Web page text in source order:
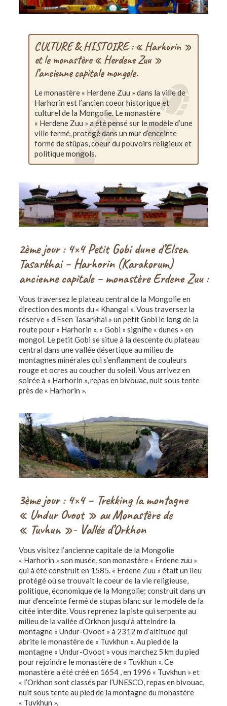
CULTURE & HISTOIRE : « Harhorin »
et le monastère « Herdene Zuu »
l’ancienne capitale mongole.
Le monastère « Herdene Zuu » dans la ville de
Harhorin est l’ancien coeur historique et
culturel de la Mongolie. Le monastère
« Herdene Zuu » a été pensé sur le modèle d’une
ville fermé, protégé dans un mur d’enceinte
formé de stûpas, coeur du pouvoirs religieux et
politique mongols.
2ème jour : 4×4 Petit Gobi dune d’Elsen
Tasarkhai – Harhorin (Karakorum)
ancienne capitale – monastère Erdene Zuu :
Vous traversez le plateau central de la Mongolie en
direction des monts du « Khangai ». Vous traversez la
réserve « d’Esen Tasarkhai » un petit Gobi le long de la
route pour « Harhorin ». « Gobi » signifie « dunes » en
mongol. Le petit Gobi se situe à la descente du plateau
central dans une vallée désertique au milieu de
montagnes minérales qui s’enflamment de couleurs
rouge et ocres au coucher du soleil. Vous arrivez en
soirée à « Harhorin », repas en bivouac, nuit sous tente
près de « Harhorin ».
3ème jour : 4×4 – Trekking lamontagne
« Undur Ovoot » au Monastère de
« Tuvhun »-Vallée d’Orkhon
Vous visitez l’ancienne capitale de la Mongolie
« Harhorin » son musée, son monastère « Erdene zuu »
qui à été construit en 1585. « Erdene Zuu » était un lieu
protégé où se trouvait le coeur de la vie religieuse,
politique, économique de la Mongolie; construit dans un
mur d’enceinte fermé de stupas blanc sur le modèle de la
citée interdite. Vous reprenez la piste qui serpente au
milieu de la vallée d’Orkhon jusqu’à atteindre la
montagne « Undur-Ovoot » à 2312 m d’altitude qui
abrite le monastère de « Tuvkhun ». Au pied de la
montagne « Undur-Ovoot » vous marchez 5 km du pied
pour rejoindre le monastère de « Tuvkhun ». Ce
monastère a été créé en 1654 , en 1996 « Tuvkhun » et
« l’Orkhon sont classés par l’UNESCO, repas en bivouac,
nuit sous tente au pied de la montagne du monastère
« Tuvkhun ».